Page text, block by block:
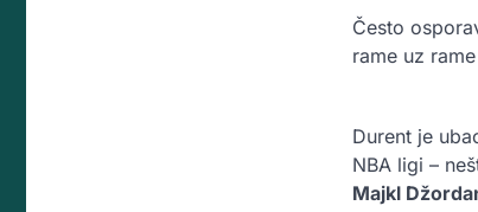
Često
rame uz
Durent je
NBA ligi –
Majkl